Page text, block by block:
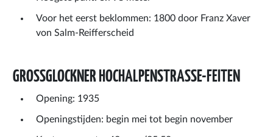
Voor het eerst beklommen: 1800 door Franz Xaver
von Salm-Reifferscheid
GROSSGLOCKNER HOCHALPENSTRASSE-FEITEN
Opening: 1935
Openingstijden: begin mei tot begin november